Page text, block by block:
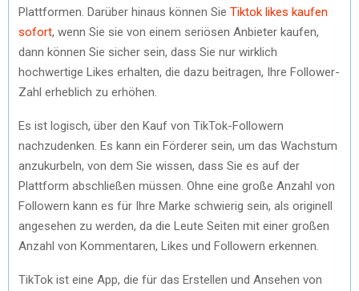
Plattformen. Darüber hinaus können Sie Tiktok likes kaufen
sofort, wenn Sie sie von einem seriösen Anbieter kaufen,
dann können Sie sicher sein, dass Sie nur wirklich
hochwertige Likes erhalten, die dazu beitragen, Ihre Follower-
Zahl erheblich zu erhöhen.
Es ist logisch, über den Kauf von TikTok-Followern
nachzudenken. Es kann ein Förderer sein, um das Wachstum
anzukurbeln, von dem Sie wissen, dass Sie es auf der
Plattform abschließen müssen. Ohne eine große Anzahl von
Followern kann es für Ihre Marke schwierig sein, als originell
angesehen zu werden, da die Leute Seiten mit einer großen
Anzahl von Kommentaren, Likes und Followern erkennen.
TikTok ist eine App, die für das Erstellen und Ansehen von